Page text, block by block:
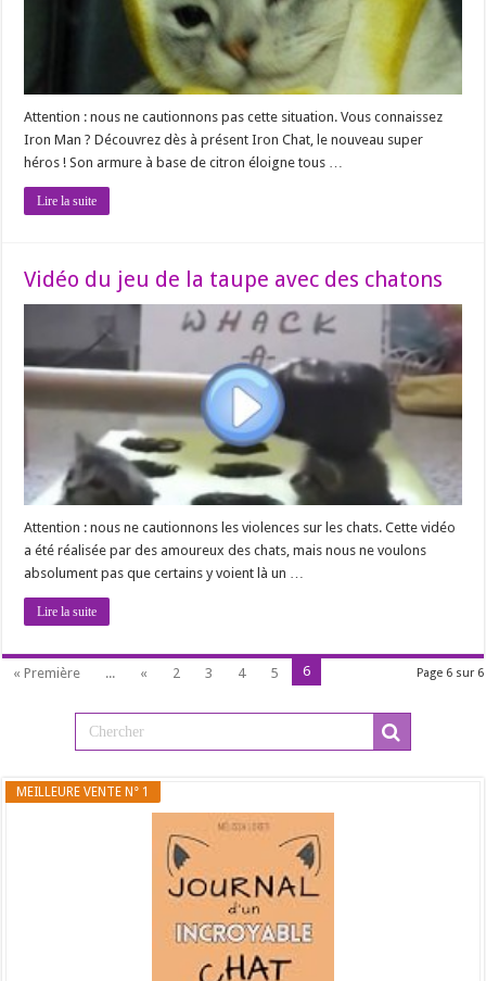
Attention : nous ne cautionnons pas cette situation. Vous connaissez
Iron Man ? Découvrez dès à présent Iron Chat, le nouveau super
héros ! Son armure à base de citron éloigne tous …
Lire la suite
Vidéo du jeu de la taupe avec des chatons
Attention : nous ne cautionnons les violences sur les chats. Cette vidéo
a été réalisée par des amoureux des chats, mais nous ne voulons
absolument pas que certains y voient là un …
Lire la suite
Page 6 sur 6
« Première ... « 2 3 4 5 6
MEILLEURE VENTE N° 1